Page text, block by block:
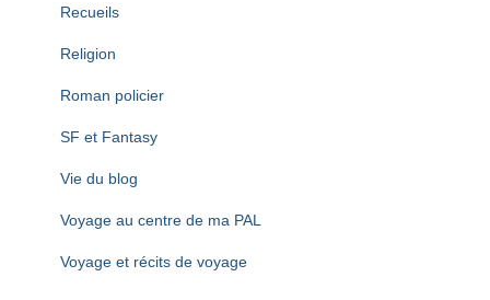
Recueils
Religion
Roman policier
SF et Fantasy
Vie du blog
Voyage au centre de ma PAL
Voyage et récits de voyage